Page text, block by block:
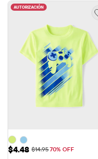
Precio de venta: $4.48
$4.48
Boys Graphic Performance Top